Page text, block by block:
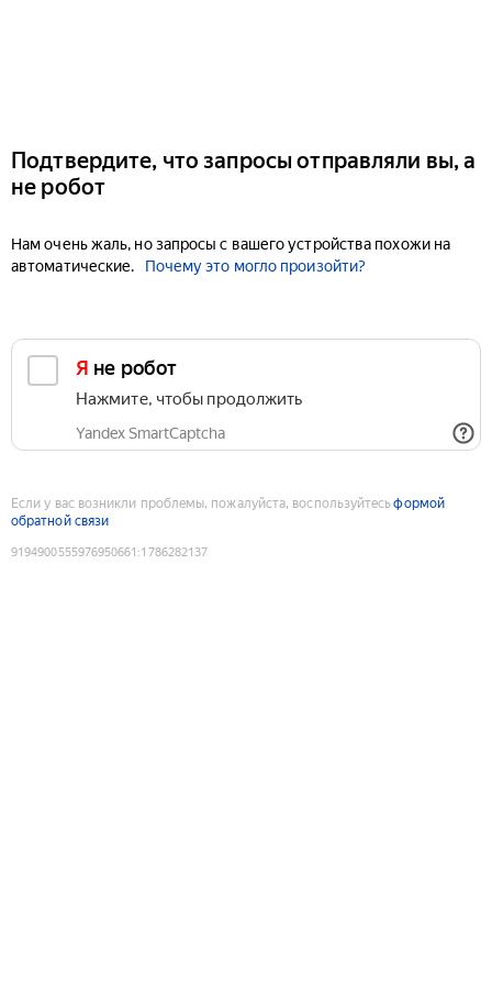
Подтвердите, что запросы отправляли вы, а
не робот
Нам очень жаль, но запросы с вашего устройства похожи на
автоматические.
Почему это могло произойти?
Я не робот
Нажмите, чтобы продолжить
Yandex SmartCaptcha
Если у вас возникли проблемы, пожалуйста, воспользуйтесьформой
обратной связи
9194900555976950661 :1786282137